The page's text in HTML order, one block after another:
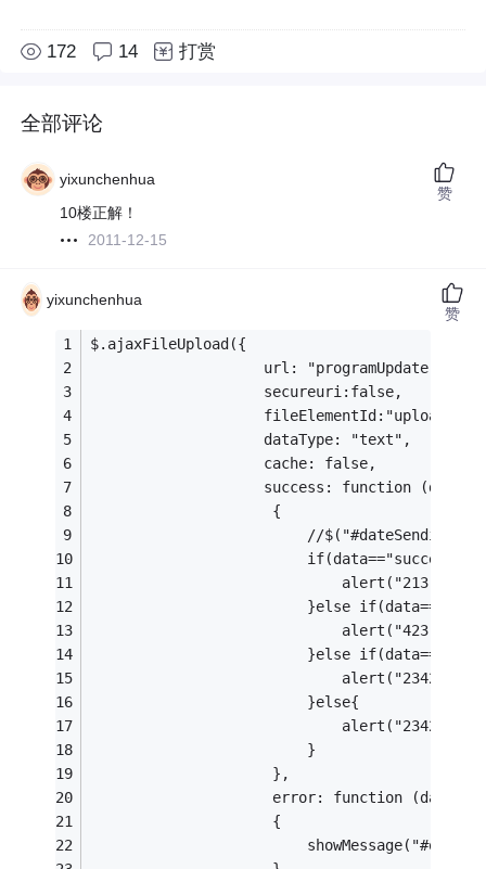
172 14 打赏
全部评论
yixunchenhua
10楼正解！
2011-12-15
赞
yixunchenhua
$.ajaxFileUpload({
url:
					secureuri:false,
					dataType: "text",
					cache: false,
success: function
		             {
//
						 if(data=="success"){
							 alert("213");
}else
							 alert("423");
}else
							 alert("234234");
						 }else{
						 }
		             },
error: function (data,
		             {
赞